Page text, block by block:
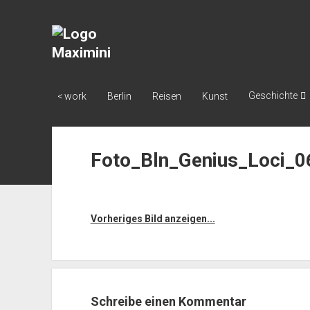
Katja
Maximini
< work Berlin Reisen Kunst Geschichte
Vorheriges Bild anzeigen...
Schreibe einen Kommentar